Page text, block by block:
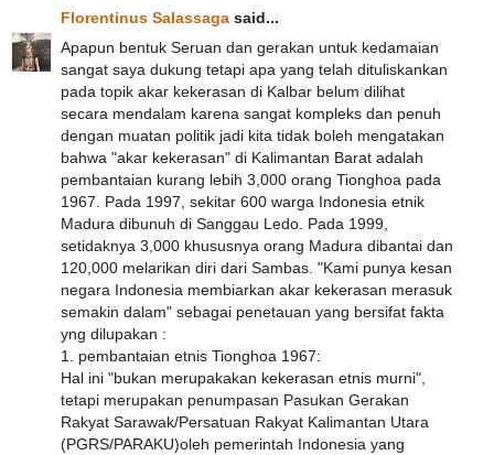
Florentinus Salassaga said...
Apapun bentuk Seruan dan gerakan untuk kedamaian
sangat saya dukung tetapi apa yang telah dituliskankan
pada topik akar kekerasan di Kalbar belum dilihat
secara mendalam karena sangat kompleks dan penuh
dengan muatan politik jadi kita tidak boleh mengatakan
bahwa "akar kekerasan" di Kalimantan Barat adalah
pembantaian kurang lebih 3,000 orang Tionghoa pada
1967. Pada 1997, sekitar 600 warga Indonesia etnik
Madura dibunuh di Sanggau Ledo. Pada 1999,
setidaknya 3,000 khususnya orang Madura dibantai dan
120,000 melarikan diri dari Sambas. "Kami punya kesan
negara Indonesia membiarkan akar kekerasan merasuk
semakin dalam" sebagai penetauan yang bersifat fakta
yng dilupakan :
1. pembantaian etnis Tionghoa 1967:
Hal ini "bukan merupakakan kekerasan etnis murni",
tetapi merupakan penumpasan Pasukan Gerakan
Rakyat Sarawak/Persatuan Rakyat Kalimantan Utara
(PGRS/PARAKU)oleh pemerintah Indonesia yang